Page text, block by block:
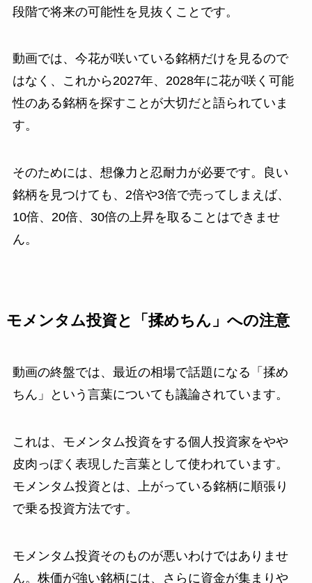
段階で将来の可能性を見抜くことです。
動画では、今花が咲いている銘柄だけを見るので
はなく、これから2027年、2028年に花が咲く可能
性のある銘柄を探すことが大切だと語られていま
す。
そのためには、想像力と忍耐力が必要です。良い
銘柄を見つけても、2倍や3倍で売ってしまえば、
10倍、20倍、30倍の上昇を取ることはできませ
ん。
モメンタム投資と「揉めちん」への注意
動画の終盤では、最近の相場で話題になる「揉め
ちん」という言葉についても議論されています。
これは、モメンタム投資をする個人投資家をやや
皮肉っぽく表現した言葉として使われています。
モメンタム投資とは、上がっている銘柄に順張り
で乗る投資方法です。
モメンタム投資そのものが悪いわけではありませ
ん。株価が強い銘柄には、さらに資金が集まりや